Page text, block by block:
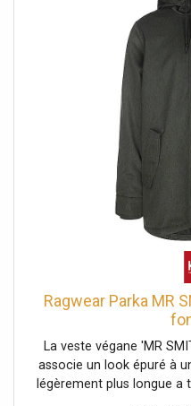
de serrage Matière
aux petites pluies Coupe
Extrémités des manches
bon maintien Ourlet
dos Poches à rabat
poches zippées Colonne
Coupe droite Nom de la
Ragwear Parka MR
La veste végane 'MR
associe un look épuré à
légèrement plus longue